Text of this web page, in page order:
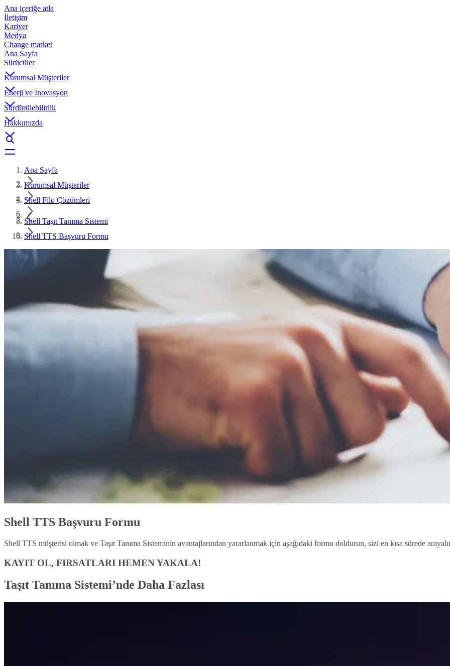
Ana içeriğe atla
İletişim
Kariyer
Medya
Change market
Ana Sayfa
Sürücüler
Kurumsal Müşteriler
Enerji ve İnovasyon
Sürdürülebilirlik
Hakkımızda
Ana Sayfa
Kurumsal Müşteriler
Shell Filo Çözümleri
Shell Taşıt Tanıma Sistemi
Shell TTS Başvuru Formu
Shell TTS Başvuru Formu
Shell TTS müşterisi olmak ve Taşıt Tanıma Sisteminin avantajlarından yararlanmak için aşağıdaki formu doldurun, sizi en kısa sürede
KAYIT OL, FIRSATLARI HEMEN YAKALA!
Taşıt Tanıma Sistemi’nde Daha Fazlası